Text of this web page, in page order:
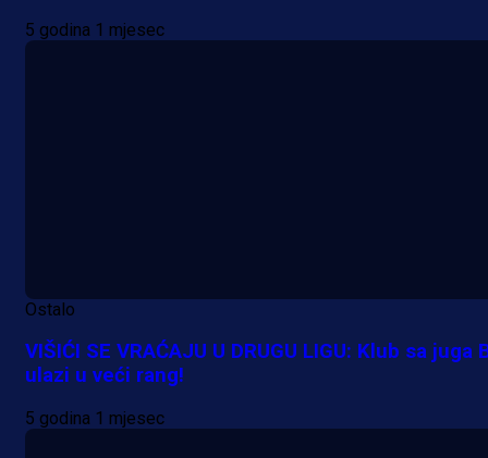
5 godina 1 mjesec
Ostalo
VIŠIĆI SE VRAĆAJU U DRUGU LIGU: Klub sa juga
ulazi u veći rang!
5 godina 1 mjesec